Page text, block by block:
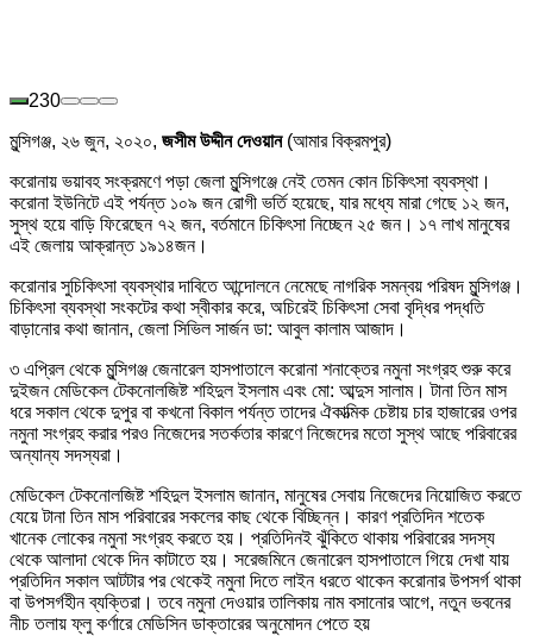
230
মুন্সিগঞ্জ, ২৬ জুন, ২০২০, জসীম উদ্দীন দেওয়ান(আমার বিক্রমপুর)
করোনায় ভয়াবহ সংক্রমণে পড়া জেলা মুন্সিগঞ্জে নেই তেমন কোন চিকিৎসা ব্যবস্থা।
করোনা ইউনিটে এই পর্যন্ত ১০৯ জন রোগী ভর্তি হয়েছে, যার মধ্যে মারা গেছে ১২ জন,
সুস্থ হয়ে বাড়ি ফিরেছেন ৭২ জন, বর্তমানে চিকিৎসা নিচ্ছেন ২৫ জন। ১৭ লাখ মানুষের
এই জেলায় আক্রান্ত ১৯১৪জন।
করোনার সুচিকিৎসা ব্যবস্থার দাবিতে আন্দোলনে নেমেছে নাগরিক সমন্বয় পরিষদ মুন্সিগঞ্জ।
চিকিৎসা ব্যবস্থা সংকটের কথা স্বীকার করে, অচিরেই চিকিৎসা সেবা বৃদ্ধির পদ্ধতি
বাড়ানোর কথা জানান, জেলা সিভিল সার্জন ডা: আবুল কালাম আজাদ।
৩ এপ্রিল থেকে মুন্সিগঞ্জ জেনারেল হাসপাতালে করোনা শনাক্তের নমুনা সংগ্রহ শুরু করে
দুইজন মেডিকেল টেকনোলজিষ্ট শহিদুল ইসলাম এবং মো: আব্দুস সালাম। টানা তিন মাস
ধরে সকাল থেকে দুপুর বা কখনো বিকাল পর্যন্ত তাদের ঐকাত্মিক চেষ্টায় চার হাজারের ওপর
নমুনা সংগ্রহ করার পরও নিজেদের সতর্কতার কারণে নিজেদের মতো সুস্থ আছে পরিবারের
অন্যান্য সদস্যরা।
মেডিকেল টেকনোলজিষ্ট শহিদুল ইসলাম জানান, মানুষের সেবায় নিজেদের নিয়োজিত করতে
যেয়ে টানা তিন মাস পরিবারের সকলের কাছ থেকে বিচ্ছিন্ন। কারণ প্রতিদিন শতেক
খানেক লোকের নমুনা সংগ্রহ করতে হয়। প্রতিদিনই ঝুঁকিতে থাকায় পরিবারের সদস্য
থেকে আলাদা থেকে দিন কাটাতে হয়। সরেজমিনে জেনারেল হাসপাতালে গিয়ে দেখা যায়
প্রতিদিন সকাল আটটার পর থেকেই নমুনা দিতে লাইন ধরতে থাকেন করোনার উপসর্গ থাকা
বা উপসর্গহীন ব্যক্তিরা। তবে নমুনা দেওয়ার তালিকায় নাম বসানোর আগে, নতুন ভবনের
নীচ তলায় ফ্লু কর্ণারে মেডিসিন ডাক্তারের অনুমোদন পেতে হয়